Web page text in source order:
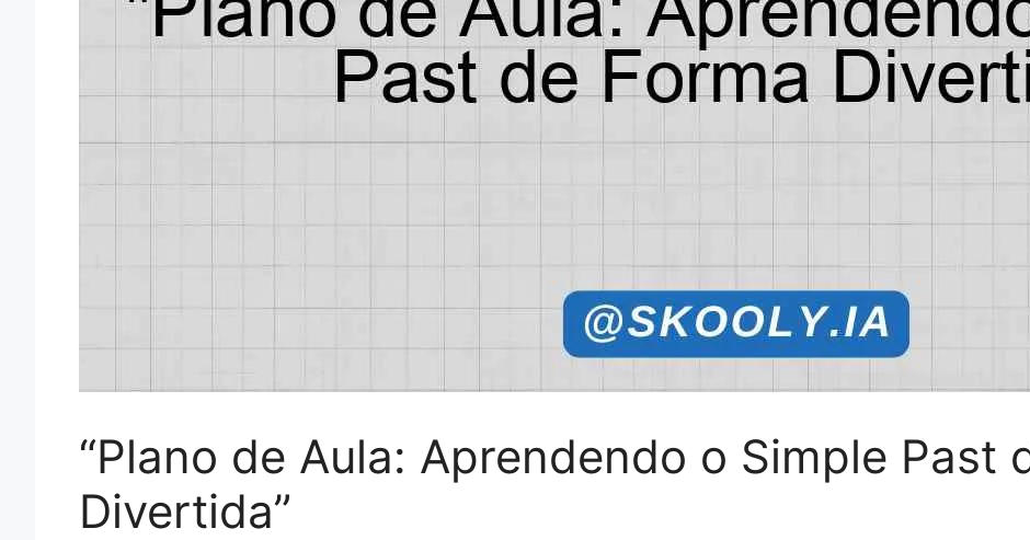
“Plano de Aula: Aprendendo o Simple Past
Divertida”